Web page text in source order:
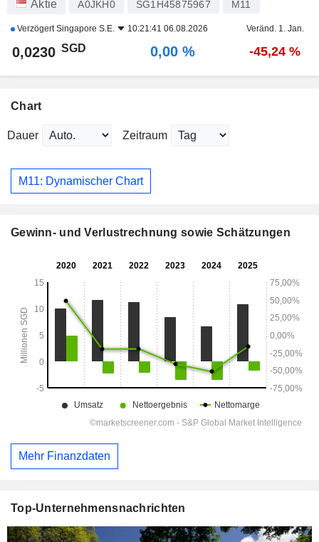
Aktie A0JKH0 SG1H45875967 M11
VerzögertSingapore S.E. 10:21:41 06.08.2026 Veränd. 1. Jan.
0,0230 SGD 0,00 % -45,24 %
Chart
Dauer Zeitraum
M11: Dynamischer Chart
Gewinn- und Verlustrechnung sowie Schätzungen
Mehr Finanzdaten
Top-Unternehmensnachrichten